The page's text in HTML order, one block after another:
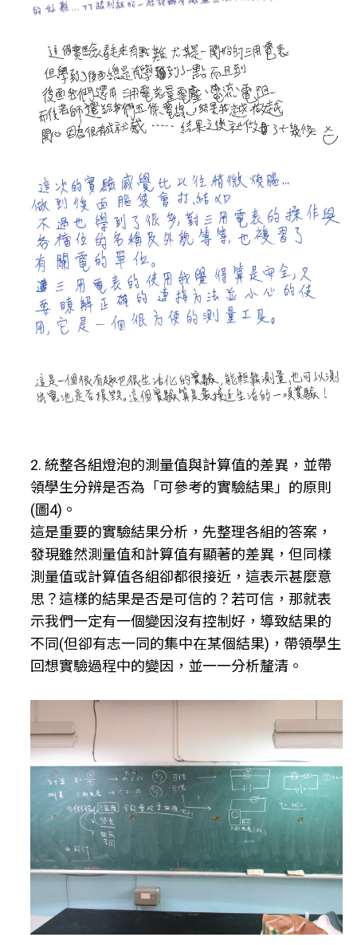
2. 統整各組燈泡的測量值與計算值的差異，並帶
領學生分辨是否為「可參考的實驗結果」的原則
(圖4)。
這是重要的實驗結果分析，先整理各組的答案，
發現雖然測量值和計算值有顯著的差異，但同樣
測量值或計算值各組卻都很接近，這表示甚麼意
思？這樣的結果是否是可信的？若可信，那就表
示我們一定有一個變因沒有控制好，導致結果的
不同(但卻有志一同的集中在某個結果)，帶領學生
回想實驗過程中的變因，並一一分析釐清。